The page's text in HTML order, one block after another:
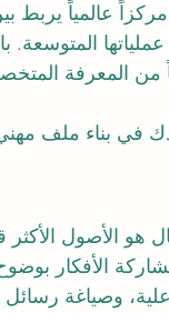
عالمياً يربط
المتوسعة.
من المعرفة
في بناء ملف
هو الأصول
الأفكار
وصياغة